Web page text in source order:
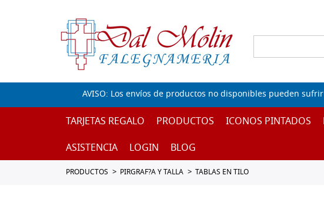
AVISO: Los envíos de productos no disponibles pueden
TARJETAS REGALO PRODUCTOS ICONOS PINTADOS
ASISTENCIA
LOGIN BLOG
PRODUCTOS PIRGRAF?A Y TALLA TABLAS EN TILO